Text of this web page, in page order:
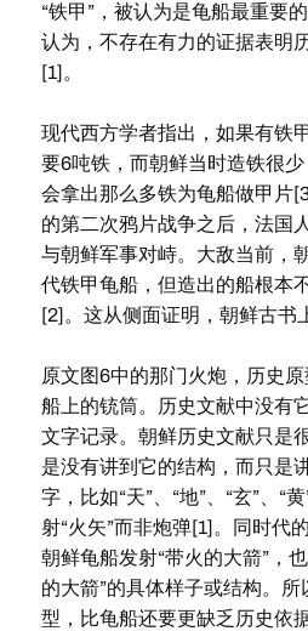
“铁甲”，被认为是龟船最重要
认为，不存在有力的证据表明
[1]。
现代西方学者指出，如果有铁
要6吨铁，而朝鲜当时造铁很
会拿出那么多铁为龟船做甲片
的第二次鸦片战争之后，法国
与朝鲜军事对峙。大敌当前，
代铁甲龟船，但造出的船根本
[2]。这从侧面证明，朝鲜古书
原文图6中的那门火炮，历史
船上的铳筒。历史文献中没有
文字记录。朝鲜历史文献只是
是没有讲到它的结构，而只是
字，比如“天”、“地”、“玄”、“
射“火矢”而非炮弹[1]。同时代
朝鲜龟船发射“带火的大箭”，
的大箭”的具体样子或结构。
型，比龟船还要更缺乏历史依